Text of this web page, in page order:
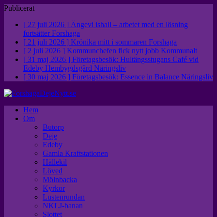
Publicerat
[ 27 juli 2026 ] Ängevi ishall – arbetet med en lösning
fortsätter Forshaga
[ 21 juli 2026 ] Krönika mitt i sommaren Forshaga
[ 2 juli 2026 ] Kommunchefen fick nytt jobb Kommunalt
[ 31 maj 2026 ] Företagsbesök: Hultängsstugans Café vid
Edeby Hembygdsgård Näringsliv
[ 30 maj 2026 ] Företagsbesök: Essence in Balance Näringsliv
Hem
Om
Butorp
Deje
Edeby
Gamla Kraftstationen
Hällekil
Löved
Mölnbacka
Kyrkor
Lustenrundan
NKLJ-banan
Slottet